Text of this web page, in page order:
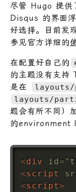
尽管 Hugo 提供
Disqus 的界面
好选择。目前发
参见官方详细的
在配置好自己的
的主题没有支持
是在
layouts/
题会有所不同）
的environment
<div id= "
<script
<script>